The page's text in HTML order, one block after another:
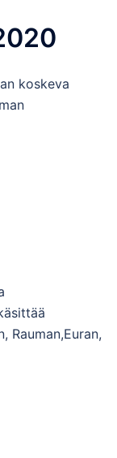
koskeva
Rauman,Euran,